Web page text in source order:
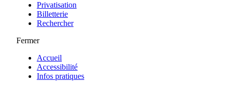
Privatisation
Billetterie
Rechercher
Fermer
Accueil
Accessibilité
Infos pratiques